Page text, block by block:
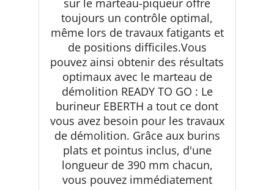
sur le marteau-piqueur offre
toujours un contrôle optimal,
même lors de travaux fatigants et
de positions difficiles.Vous
pouvez ainsi obtenir des résultats
optimaux avec le marteau de
démolition READY TO GO : Le
burineur EBERTH a tout ce dont
vous avez besoin pour les travaux
de démolition. Grâce aux burins
plats et pointus inclus, d'une
longueur de 390 mm chacun,
vous pouvez immédiatement